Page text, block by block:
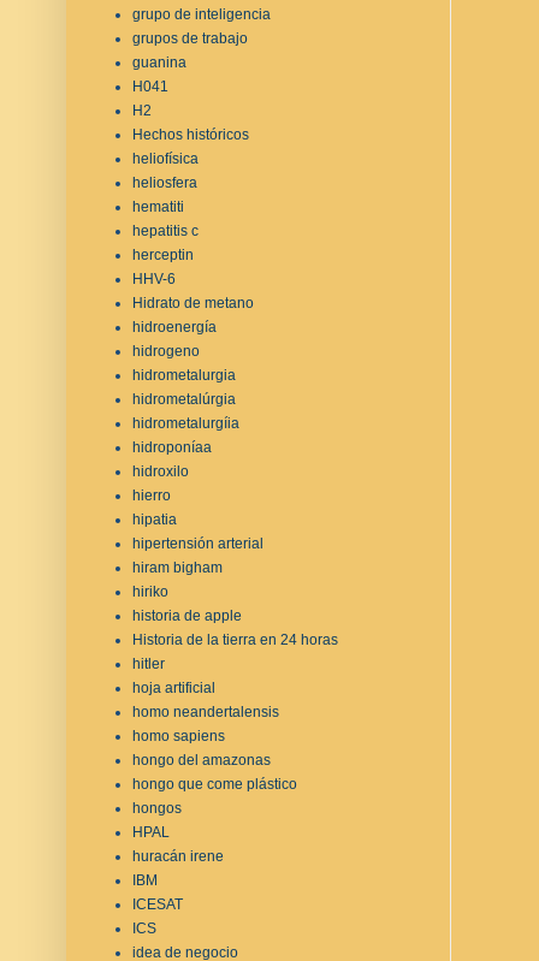
grupo de inteligencia
grupos de trabajo
guanina
H041
H2
Hechos históricos
heliofísica
heliosfera
hematiti
hepatitis c
herceptin
HHV-6
Hidrato de metano
hidroenergía
hidrogeno
hidrometalurgia
hidrometalúrgia
hidrometalurgíia
hidroponíaa
hidroxilo
hierro
hipatia
hipertensión arterial
hiram bigham
hiriko
historia de apple
Historia de la tierra en 24 horas
hitler
hoja artificial
homo neandertalensis
homo sapiens
hongo del amazonas
hongo que come plástico
hongos
HPAL
huracán irene
IBM
ICESAT
ICS
idea de negocio